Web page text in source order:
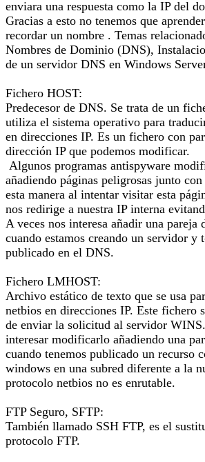
enviara una respuesta como la IP del
Gracias a esto no tenemos que
recordar un nombre . Temas
Nombres de Dominio (DNS),
de un servidor DNS en Windows
Fichero HOST:
Predecesor de DNS. Se trata de un
utiliza el sistema operativo para
en direcciones IP. Es un fichero con
dirección IP que podemos modificar.
Algunos programas antispyware
añadiendo páginas peligrosas junto
esta manera al intentar visitar esta
nos redirige a nuestra IP interna
A veces nos interesa añadir una pareja
cuando estamos creando un servidor y
publicado en el DNS.
Fichero LMHOST:
Archivo estático de texto que se usa
netbios en direcciones IP. Este fichero
de enviar la solicitud al servidor
interesar modificarlo añadiendo una
cuando tenemos publicado un recurso
windows en una subred diferente a la
protocolo netbios no es enrutable.
FTP Seguro, SFTP:
También llamado SSH FTP, es el
protocolo FTP.